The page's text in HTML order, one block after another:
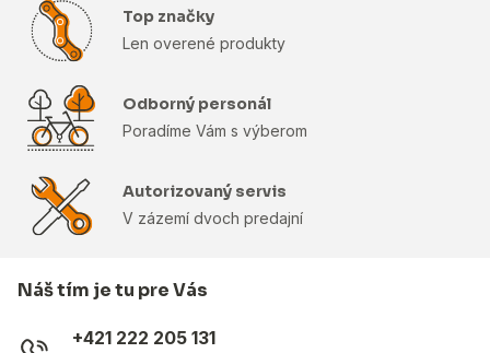
Top značky
Len overené produkty
Odborný personál
Poradíme Vám s výberom
Autorizovaný servis
V zázemí dvoch predajní
Náš tím je tu pre Vás
+421 222 205 131